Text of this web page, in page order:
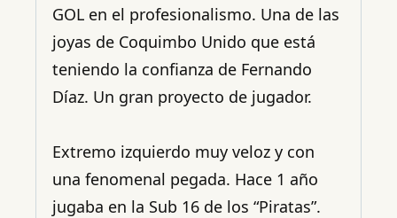
GOL en el profesionalismo. Una de las
joyas de Coquimbo Unido que está
teniendo la confianza de Fernando
Díaz. Un gran proyecto de jugador.
Extremo izquierdo muy veloz y con
una fenomenal pegada. Hace 1 año
jugaba en la Sub 16 de los “Piratas”.